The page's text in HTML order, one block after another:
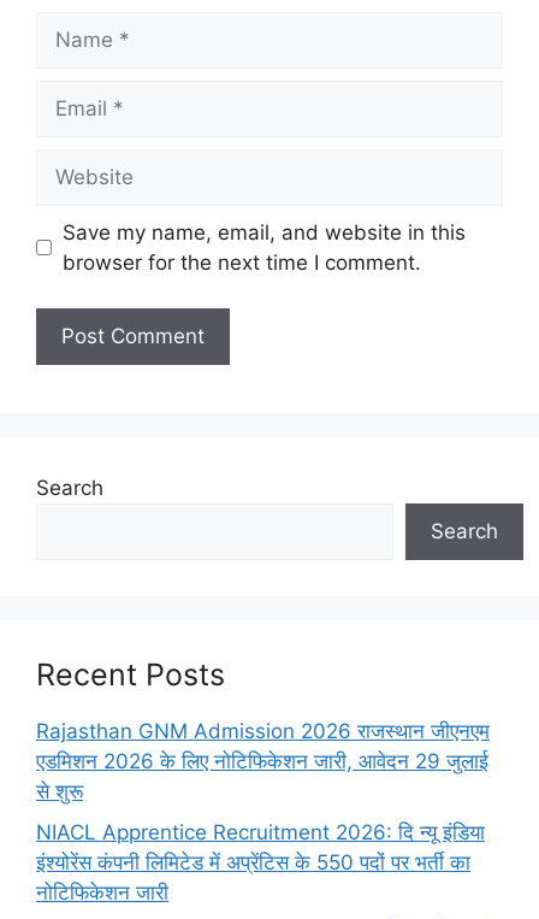
Save my name, email, and website in this
browser for the next time I comment.
Search
Search
Recent Posts
Rajasthan GNM Admission 2026 राजस्थान जीएनएम
एडमिशन 2026 के लिए नोटिफिकेशन जारी, आवेदन 29 जुलाई
से शुरू
NIACL Apprentice Recruitment 2026: दि न्यू इंडिया
इंश्योरेंस कंपनी लिमिटेड में अप्रेंटिस के 550 पदों पर भर्ती का
नोटिफिकेशन जारी